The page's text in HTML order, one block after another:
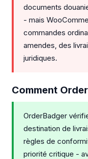
documents
- mais
commandes
amendes, des
juridiques.
Comment
OrderBadger
destination de
règles de
priorité critique -